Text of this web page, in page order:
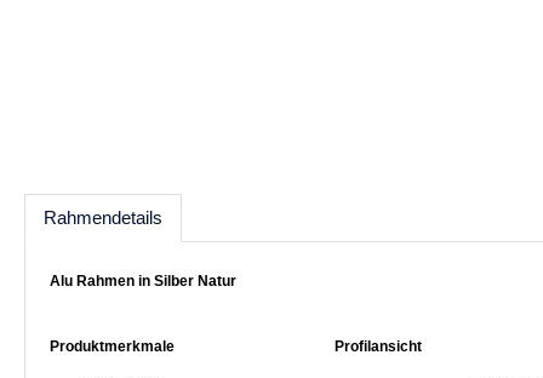
Rahmendetails
Alu Rahmen in Silber Natur
Produktmerkmale Profilansicht